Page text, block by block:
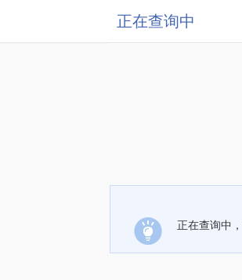
正在查询中
正在查询中